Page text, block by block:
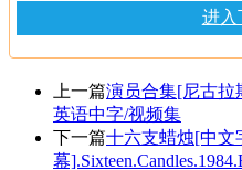
进入
上一篇演员合集[尼古拉
英语中字/视频集
下一篇十六支蜡烛[中文
幕